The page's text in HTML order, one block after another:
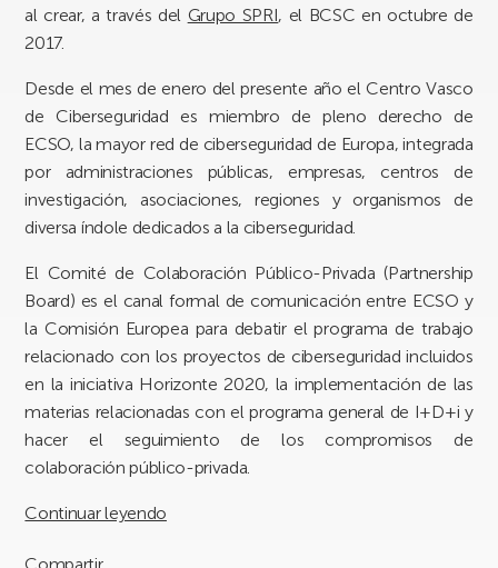
al crear, a través del Grupo SPRI, el BCSC en octubre de
2017.
Desde el mes de enero del presente año el Centro Vasco
de Ciberseguridad es miembro de pleno derecho de
ECSO, la mayor red de ciberseguridad de Europa, integrada
por administraciones públicas, empresas, centros de
investigación, asociaciones, regiones y organismos de
diversa índole dedicados a la ciberseguridad.
El Comité de Colaboración Público-Privada (Partnership
Board) es el canal formal de comunicación entre ECSO y
la Comisión Europea para debatir el programa de trabajo
relacionado con los proyectos de ciberseguridad incluidos
en la iniciativa Horizonte 2020, la implementación de las
materias relacionadas con el programa general de I+D+i y
hacer el seguimiento de los compromisos de
colaboración público-privada.
Continuar leyendo
Compartir